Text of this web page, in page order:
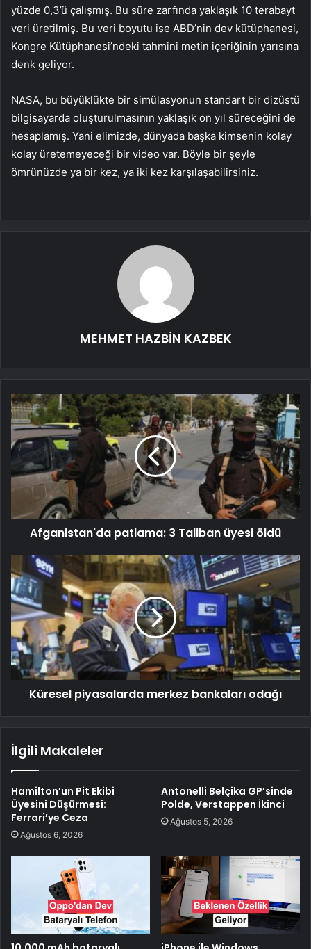
yüzde 0,3’ü çalışmış. Bu süre zarfında yaklaşık 10 terabayt
veri üretilmiş. Bu veri boyutu ise ABD’nin dev kütüphanesi,
Kongre Kütüphanesi’ndeki tahmini metin içeriğinin yarısına
denk geliyor.
NASA, bu büyüklükte bir simülasyonun standart bir dizüstü
bilgisayarda oluşturulmasının yaklaşık on yıl süreceğini de
hesaplamış. Yani elimizde, dünyada başka kimsenin kolay
kolay üretemeyeceği bir video var. Böyle bir şeyle
ömrünüzde ya bir kez, ya iki kez karşılaşabilirsiniz.
MEHMET HAZBİN KAZBEK
Afganistan'da patlama: 3 Taliban üyesi öldü
Küresel piyasalarda merkez bankaları odağı
İlgili Makaleler
Hamilton’un Pit Ekibi
Üyesini Düşürmesi:
Ferrari’ye Ceza
Ağustos 6, 2026
Antonelli Belçika GP’sinde
Polde, Verstappen İkinci
Ağustos 5, 2026